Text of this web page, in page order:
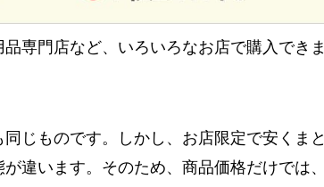
専門店など、いろいろなお店で購入できま
じものです。しかし、お店限定で安くまと
違います。そのため、商品価格だけでは、